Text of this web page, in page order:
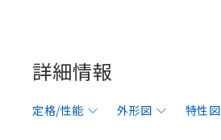
詳細情報
定格/性能 外形図 特性図